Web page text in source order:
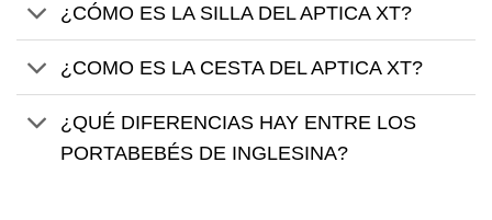
¿CÓMO ES LA SILLA DEL APTICA XT?
¿COMO ES LA CESTA DEL APTICA XT?
¿QUÉ DIFERENCIAS HAY ENTRE LOS
PORTABEBÉS DE INGLESINA?